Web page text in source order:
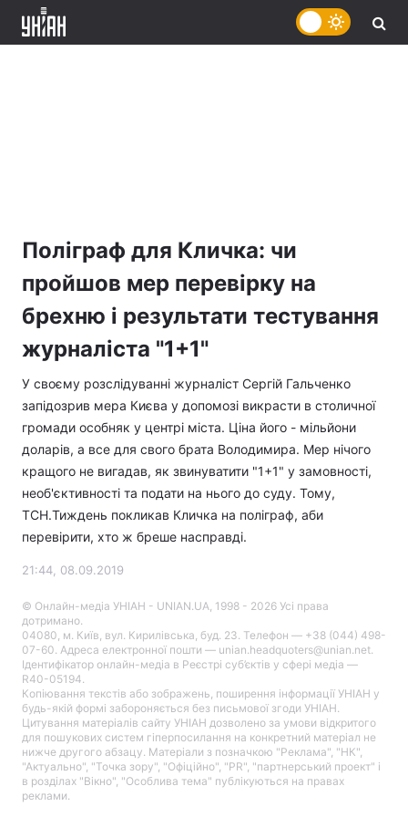
Поліграф для Кличка: чи
пройшов мер перевірку на
брехню і результати тестування
журналіста "1+1"
У своєму розслідуванні журналіст Сергій Гальченко
запідозрив мера Києва у допомозі викрасти в столичної
громади особняк у центрі міста. Ціна його - мільйони
доларів, а все для свого брата Володимира. Мер нічого
кращого не вигадав, як звинуватити "1+1" у замовності,
необ'єктивності та подати на нього до суду. Тому,
ТСН.Тиждень покликав Кличка на поліграф, аби
перевірити, хто ж бреше насправді.
21:44, 08.09.2019
© Онлайн-медіа УНІАН - UNIAN.UA, 1998 - 2026 Усі права
дотримано.
04080, м. Київ, вул. Кирилівська, буд. 23. Телефон — +38 (044) 498-
07-60. Адреса електронної пошти — unian.headquoters@unian.net.
Ідентифікатор онлайн-медіа в Реєстрі суб’єктів у сфері медіа —
R40-05194.
Копіювання текстів або зображень, поширення інформації УНІАН у
будь-якій формі забороняється без письмової згоди УНІАН.
Цитування матеріалів сайту УНІАН дозволено за умови відкритого
для пошукових систем гіперпосилання на конкретний матеріал не
нижче другого абзацу. Матеріали з позначкою "Реклама", "НК",
"Актуально", "Точка зору", "Офіційно", "PR", "партнерський проект" і
в розділах "Вікно", "Особлива тема" публікуються на правах
реклами.